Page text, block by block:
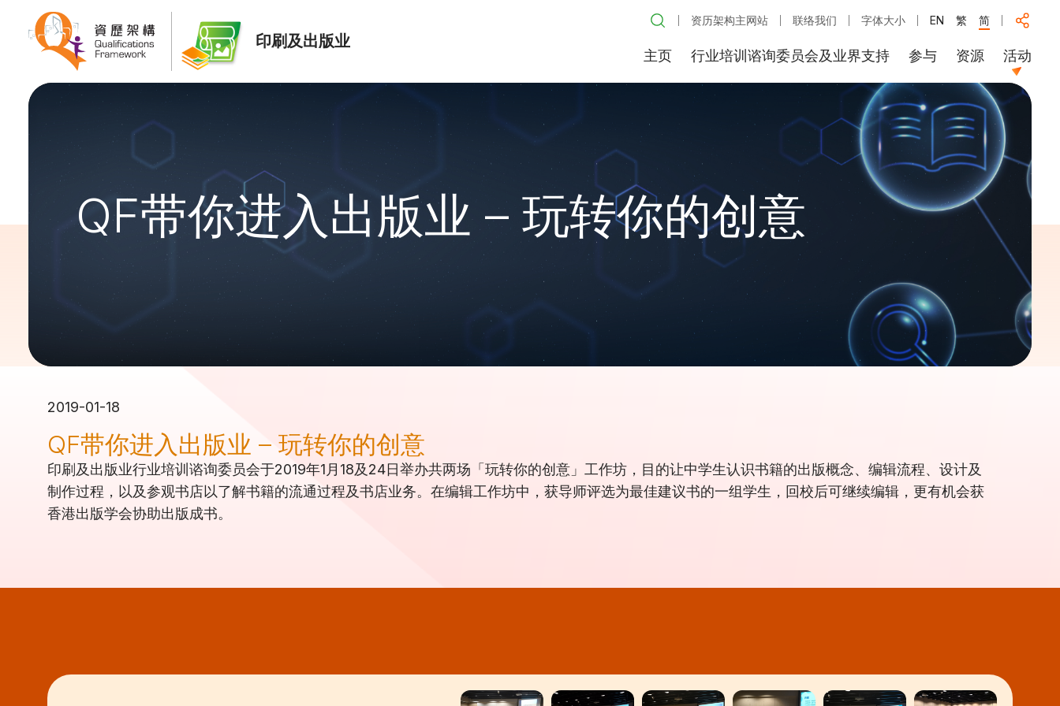
印刷及出版业
资历架构主网站 联络我们 字体大小 EN 繁 简
主页 行业培训谘询委员会及业界支持 参与 资源 活动
QF带你进入出版业 – 玩转你的创意
2019-01-18
QF带你进入出版业 – 玩转你的创意
印刷及出版业行业培训谘询委员会于2019年1月18及24日举办共两场「玩转你的创意」工作坊，目的让中学生认识书籍的出版概念、编辑流程、设计及
制作过程，以及参观书店以了解书籍的流通过程及书店业务。在编辑工作坊中，获导师评选为最佳建议书的一组学生，回校后可继续编辑，更有机会获
香港出版学会协助出版成书。